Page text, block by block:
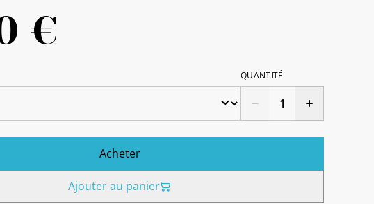
€
QUANTITÉ
Acheter
Ajouter au panier